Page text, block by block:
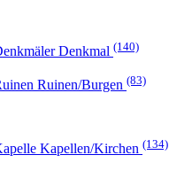
Denkmal (140)
Ruinen/Burgen (83)
Kapellen/Kirchen (134)